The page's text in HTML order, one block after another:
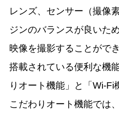
レンズ、センサー（撮像
ジンのバランスが良いた
映像を撮影することができ
搭載されている便利な機
りオート機能」と「Wi-Fi
こだわりオート機能では